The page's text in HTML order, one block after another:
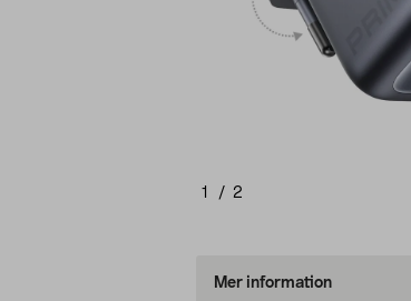
1 / 2
Mer information